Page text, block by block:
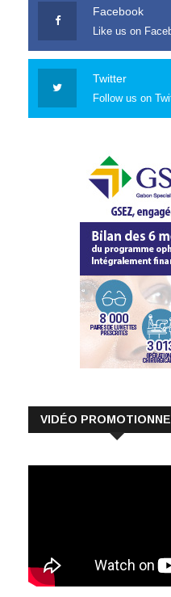
Facebook
Like us on
Twitter
Follow us on
VIDÉO